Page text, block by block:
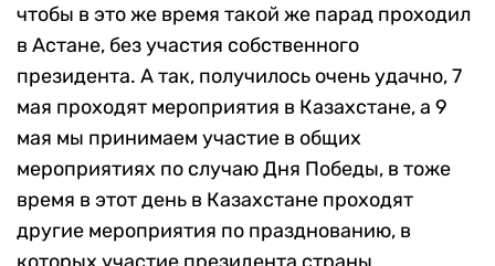
чтобы в это же время такой же парад проходил
в Астане, без участия собственного
президента. А так, получилось очень удачно, 7
мая проходят мероприятия в Казахстане, а 9
мая мы принимаем участие в общих
мероприятиях по случаю Дня Победы, в тоже
время в этот день в Казахстане проходят
другие мероприятия по празднованию, в